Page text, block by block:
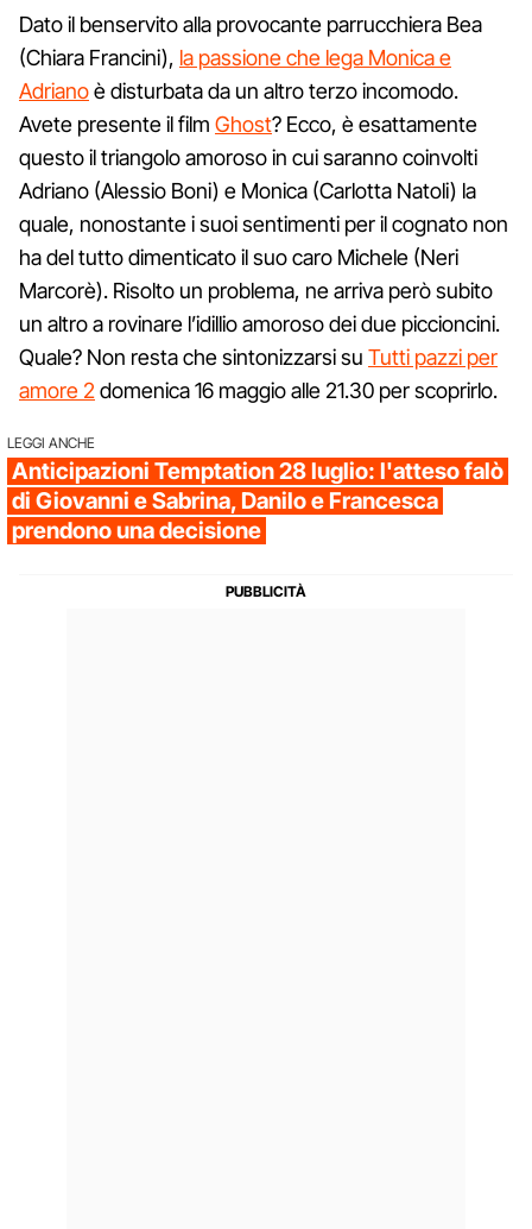
Dato il benservito alla provocante parrucchiera Bea
(Chiara Francini), la passione che lega Monica e
Adrianoè disturbata da un altro terzo incomodo.
Avete presente il film Ghost? Ecco, è esattamente
questo il triangolo amoroso in cui saranno coinvolti
Adriano (Alessio Boni) e Monica (Carlotta Natoli) la
quale, nonostante i suoi sentimenti per il cognato non
ha del tutto dimenticato il suo caro Michele (Neri
Marcorè). Risolto un problema, ne arriva però subito
un altro a rovinare l’idillio amoroso dei due piccioncini.
Quale? Non resta che sintonizzarsi su Tutti pazzi per
amore 2 domenica 16 maggio alle 21.30 per scoprirlo.
LEGGI ANCHE
Anticipazioni Temptation 28 luglio: l'atteso falò
di Giovanni e Sabrina, Danilo e Francesca
prendono una decisione